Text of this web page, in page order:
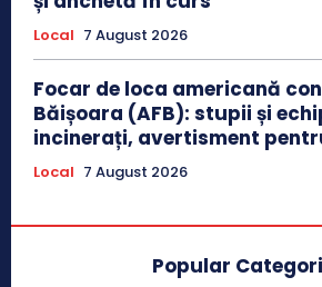
Local 7 August 2026
Focar de loca americană
Băișoara (AFB): stupii și
incinerați, avertisment
Local 7 August 2026
Popular